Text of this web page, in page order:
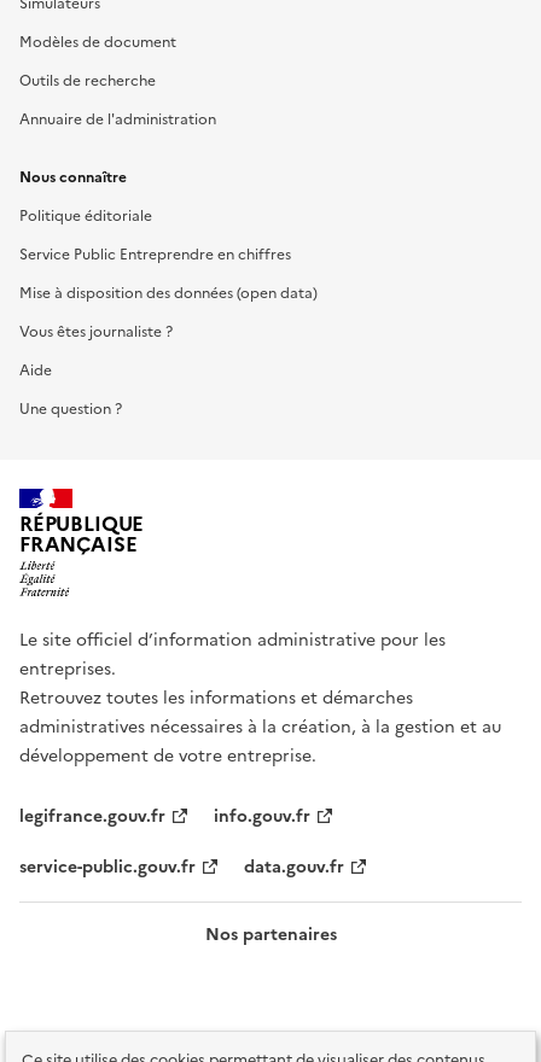
Modèles de document
Outils de recherche
Annuaire de l'administration
Nous connaître
Politique éditoriale
Service Public Entreprendre en chiffres
Mise à disposition des données (open data)
Vous êtes journaliste ?
Aide
Une question ?
RÉPUBLIQUE
FRANÇAISE
Le site officiel d’information administrative pour les
entreprises.
Retrouvez toutes les informations et démarches
administratives nécessaires à la création, à la gestion et au
développement de votre entreprise.
legifrance.gouv.fr
info.gouv.fr
service-public.gouv.fr
data.gouv.fr
Nos partenaires